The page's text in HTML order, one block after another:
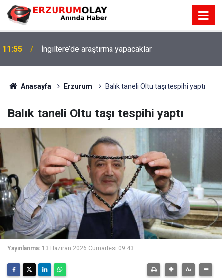
11:55 İngiltere’de araştırma yapacaklar
Anasayfa Erzurum Balık taneli Oltu taşı tespihi yaptı
Balık taneli Oltu taşı tespihi yaptı
Yayınlanma: 13 Haziran 2026 Cumartesi 09:43